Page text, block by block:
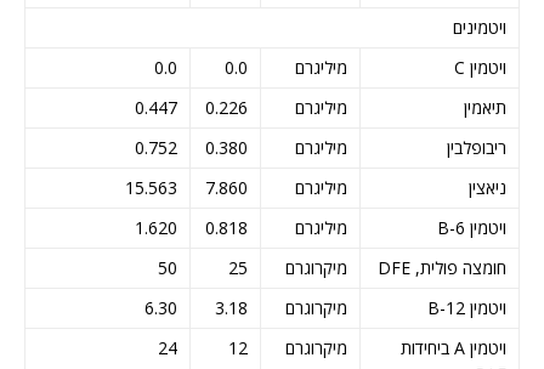
ויטמינים
ויטמין C
מיליגרם 0.0
0.0
תיאמין
מיליגרם 0.226
0.447
ריבופלבין
מיליגרם 0.380
0.752
ניאצין
מיליגרם 7.860
15.563
ויטמין B-6
מיליגרם 0.818
1.620
חומצה פולית, DFE
מיקרוגרם 25
50
ויטמין B-12
מיקרוגרם 3.18
6.30
ויטמין A ביחידות
מיקרוגרם 12
24